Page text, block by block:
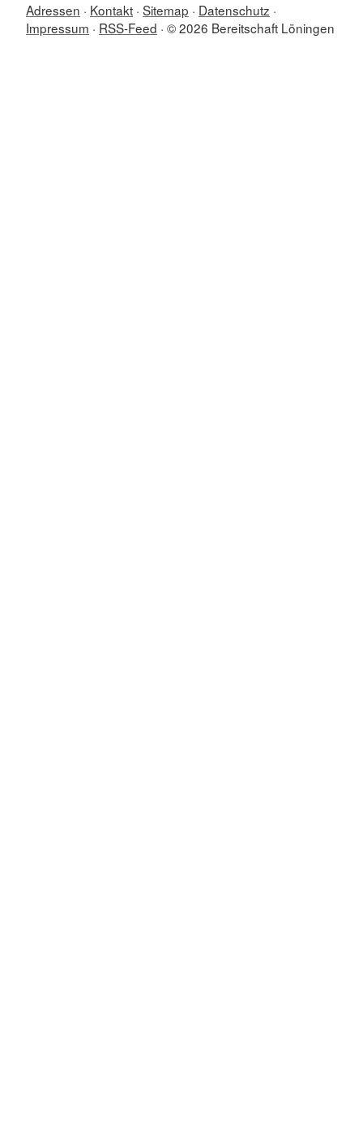
Adressen Kontakt Sitemap
Datenschutz
Impressum
RSS-Feed © 2026 Bereitschaft Löningen